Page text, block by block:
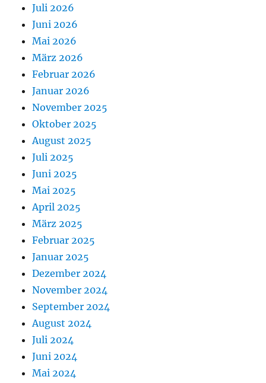
Juli 2026
Juni 2026
Mai 2026
März 2026
Februar 2026
Januar 2026
November 2025
Oktober 2025
August 2025
Juli 2025
Juni 2025
Mai 2025
April 2025
März 2025
Februar 2025
Januar 2025
Dezember 2024
November 2024
September 2024
August 2024
Juli 2024
Juni 2024
Mai 2024